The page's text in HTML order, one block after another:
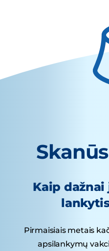
Kaip
Pirmaisiais metais
apsilankymų